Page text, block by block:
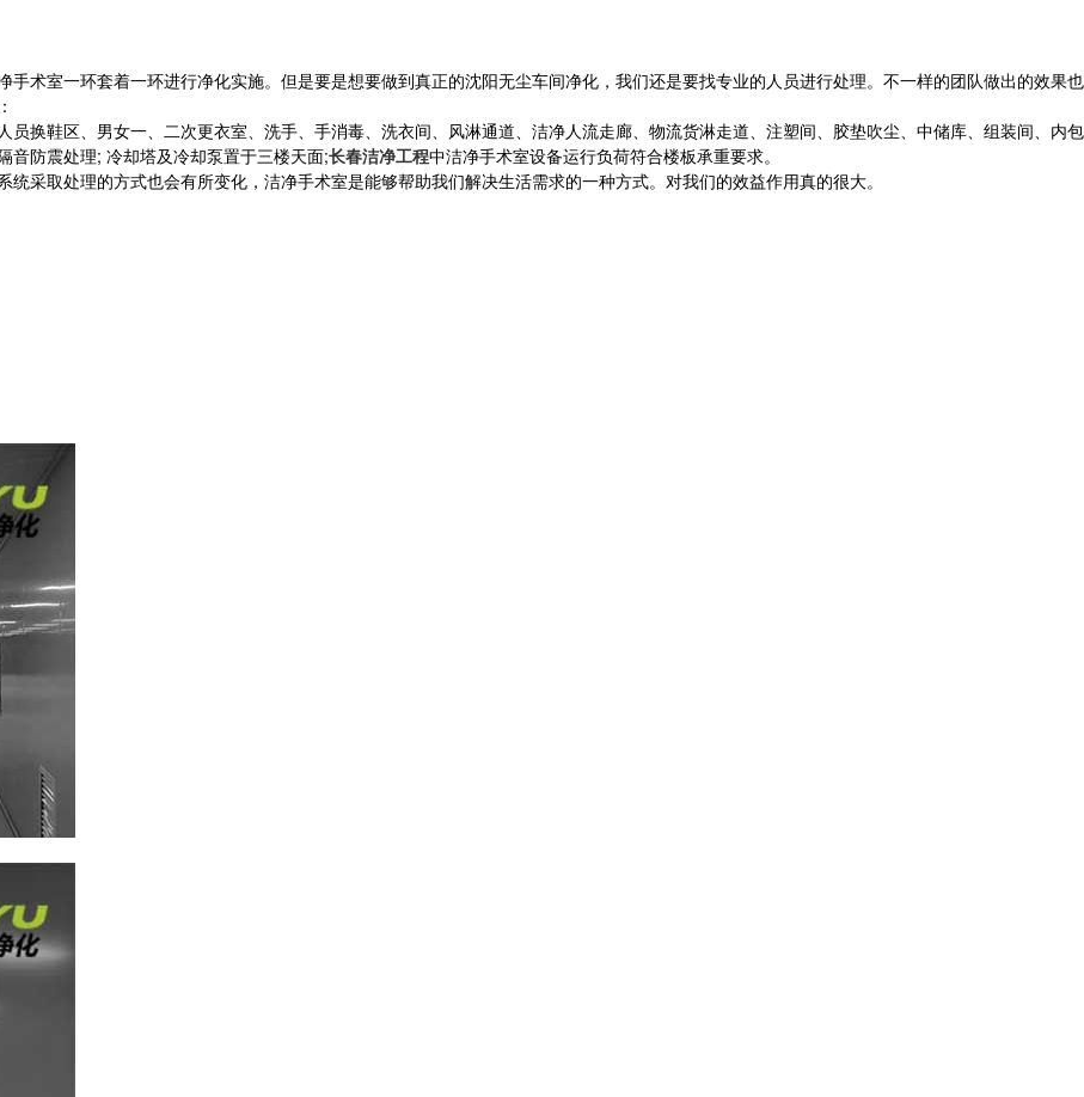
手术室一环套着一环进行净化实施。但是要是想要做到真正的沈阳无尘车间净化，我们还是要找专业的人员进行处理。不一样的团队做出的效果也
换鞋区、男女一、二次更衣室、洗手、手消毒、洗衣间、风淋通道、洁净人流走廊、物流货淋走道、注塑间、胶垫吹尘、中储库、组装间、内包
音防震处理; 冷却塔及冷却泵置于三楼天面;长春洁净工程中洁净手术室设备运行负荷符合楼板承重要求。
采取处理的方式也会有所变化，洁净手术室是能够帮助我们解决生活需求的一种方式。对我们的效益作用真的很大。